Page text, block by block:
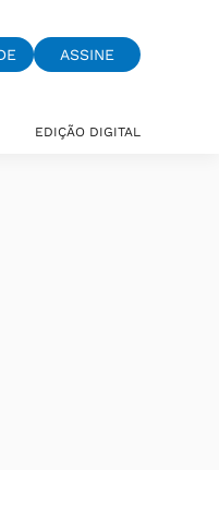
ASSINE
EDIÇÃO DIGITAL